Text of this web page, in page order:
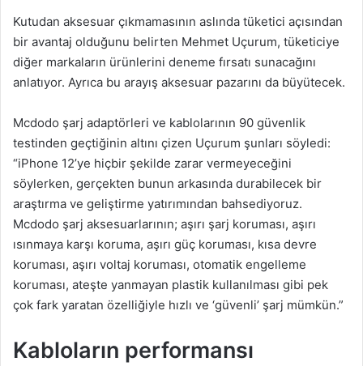
Kutudan aksesuar çıkmamasının aslında tüketici açısından
bir avantaj olduğunu belirten Mehmet Uçurum, tüketiciye
diğer markaların ürünlerini deneme fırsatı sunacağını
anlatıyor. Ayrıca bu arayış aksesuar pazarını da büyütecek.
Mcdodo şarj adaptörleri ve kablolarının 90 güvenlik
testinden geçtiğinin altını çizen Uçurum şunları söyledi:
“iPhone 12’ye hiçbir şekilde zarar vermeyeceğini
söylerken, gerçekten bunun arkasında durabilecek bir
araştırma ve geliştirme yatırımından bahsediyoruz.
Mcdodo şarj aksesuarlarının; aşırı şarj koruması, aşırı
ısınmaya karşı koruma, aşırı güç koruması, kısa devre
koruması, aşırı voltaj koruması, otomatik engelleme
koruması, ateşte yanmayan plastik kullanılması gibi pek
çok fark yaratan özelliğiyle hızlı ve ‘güvenli’ şarj mümkün.”
Kabloların performansı